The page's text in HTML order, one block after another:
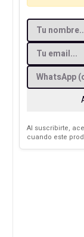
Al suscribirte,
cuando este